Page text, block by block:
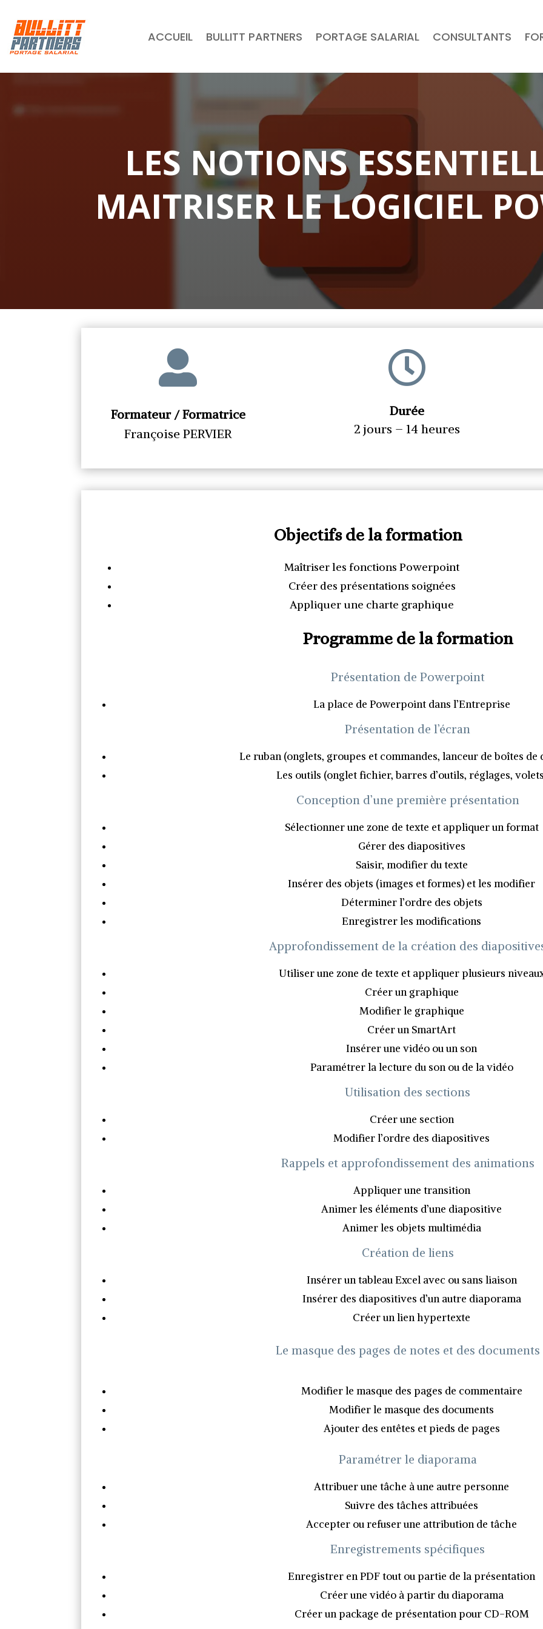
ACCUEIL BULLITT PARTNERS PORTAGE SALARIAL CONSULTANTS
LES NOTIONS
MAITRISER LE LOGICIEL

Formateur / Formatrice
Françoise PERVIER

Durée
2 jours – 14 heures
Objectifs de la formation
Maîtriser les fonctions Powerpoint
Créer des présentations soignées
Appliquer une charte graphique
Programme de la formation
Présentation de Powerpoint
La place de Powerpoint dans l’Entreprise
Présentation de l’écran
Le ruban (onglets, groupes et commandes, lanceur de boîtes de
Les outils (onglet fichier, barres d’outils, réglages,
Conception d’une première présentation
Sélectionner une zone de texte et appliquer un format
Gérer des diapositives
Saisir, modifier du texte
Insérer des objets (images et formes) et les modifier
Déterminer l’ordre des objets
Enregistrer les modifications
Approfondissement de la création des
Utiliser une zone de texte et appliquer plusieurs
Créer un graphique
Modifier le graphique
Créer un SmartArt
Insérer une vidéo ou un son
Paramétrer la lecture du son ou de la vidéo
Utilisation des sections
Créer une section
Modifier l’ordre des diapositives
Rappels et approfondissement des animations
Appliquer une transition
Animer les éléments d’une diapositive
Animer les objets multimédia
Création de liens
Insérer un tableau Excel avec ou sans liaison
Insérer des diapositives d’un autre diaporama
Créer un lien hypertexte
Le masque des pages de notes et des documents
Modifier le masque des pages de commentaire
Modifier le masque des documents
Ajouter des entêtes et pieds de pages
Paramétrer le diaporama
Attribuer une tâche à une autre personne
Suivre des tâches attribuées
Accepter ou refuser une attribution de tâche
Enregistrements spécifiques
Enregistrer en PDF tout ou partie de la présentation
Créer une vidéo à partir du diaporama
Créer un package de présentation pour CD-ROM